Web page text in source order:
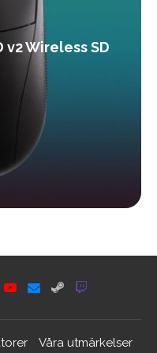
v2 Wireless SD
Våra utmärkelser